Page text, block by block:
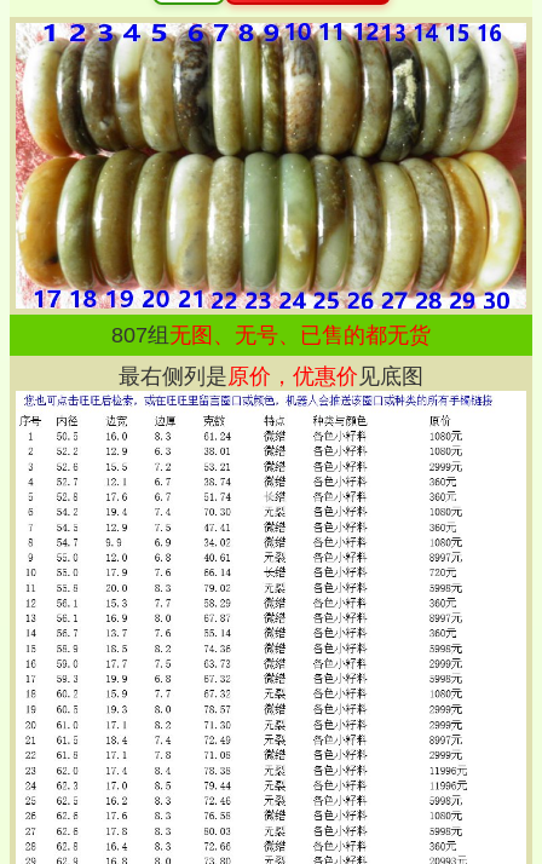
807组 无图、无号、已售的都无货
最右侧列是原价，优惠价 见底图